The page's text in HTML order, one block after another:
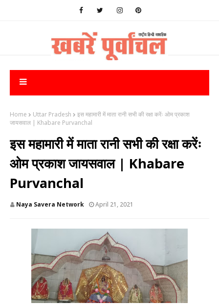
Home Uttar Pradesh
इस महामारी में माता रानी सभी की रक्षा करेंः ओम प्रकाश
जायसवाल | Khabare Purvanchal
इस महामारी में माता रानी सभी की रक्षा करेंः
ओम प्रकाश जायसवाल | Khabare
Purvanchal
Naya Savera Network April 21, 2021